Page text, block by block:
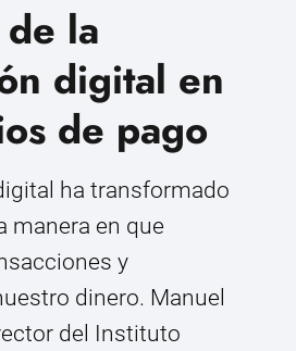
la
digital en
de pago
ha transformado
manera en que
y
dinero. Manuel
del Instituto